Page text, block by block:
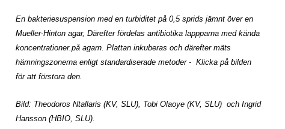
En bakteriesuspension med en turbiditet på 0,5 sprids jämnt över en
Mueller-Hinton agar, Därefter fördelas antibiotika lappparna med kända
koncentrationer.på agarn. Plattan inkuberas och därefter mäts
hämningszonerna enligt standardiserade metoder - Klicka på bilden
för att förstora den.
Bild: Theodoros Ntallaris (KV, SLU), Tobi Olaoye (KV, SLU) och Ingrid
Hansson (HBIO, SLU).